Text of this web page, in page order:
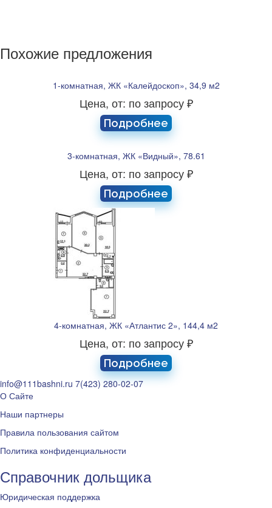
Похожие предложения
1-комнатная, ЖК «Калейдоскоп», 34,9 м2
Цена, от: по запросу ₽
Подробнее
3-комнатная, ЖК «Видный», 78.61
Цена, от: по запросу ₽
Подробнее
4-комнатная, ЖК «Атлантис 2», 144,4 м2
Цена, от: по запросу ₽
Подробнее
info@111bashni.ru 7(423) 280-02-07
О Сайте
Наши партнеры
Правила пользования сайтом
Политика конфиденциальности
Справочник дольщика
Юридическая поддержка